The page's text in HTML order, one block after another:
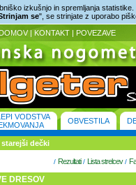
izkušnjo in spremljanja statistike.
se", se strinjate z uporabo
| KONTAKT | POVEZAVE
VODSTVA
OBVESTILA
starejši dečki
/ Rezultati/ Lista strelcev/
DRESOV